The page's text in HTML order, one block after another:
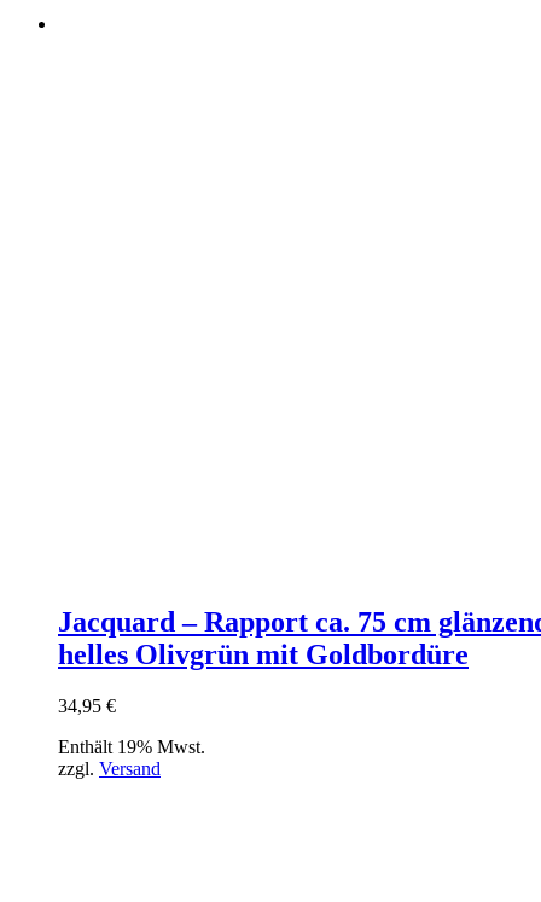
Jacquard – Rapport ca. 75 cm
helles Olivgrün mit Goldbordüre
34,95 €
Enthält 19% Mwst.
zzgl. Versand